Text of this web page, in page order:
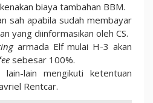
biaya tambahan BBM.
sah apabila sudah membayar
yang diinformasikan oleh CS.
armada Elf mulai H-3 akan
sebesar 100%.
lain mengikuti ketentuan
Rentcar.